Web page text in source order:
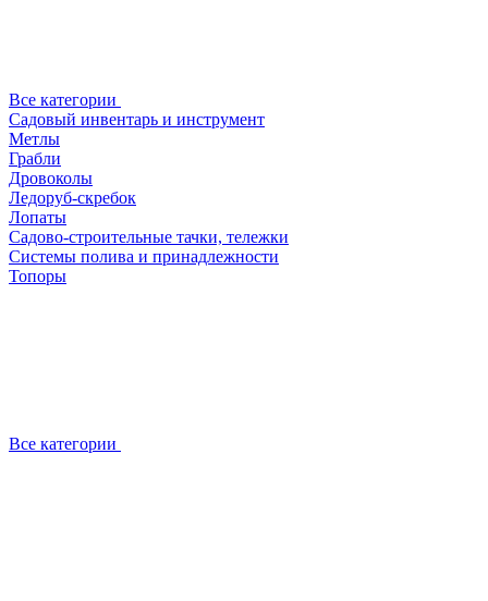
Все категории
Садовый инвентарь и инструмент
Метлы
Грабли
Дровоколы
Ледоруб-скребок
Лопаты
Садово-строительные тачки, тележки
Системы полива и принадлежности
Топоры
Все категории